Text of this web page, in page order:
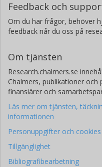
Feedback och
Om du har frågor, behöver
feedback når du oss på
Om tjänsten
Research.chalmers.se
Chalmers, publikationer
finansiärer och
Läs mer om tjänsten,
informationen
Personuppgifter och cookies
Tillgänglighet
Bibliografibearbetning